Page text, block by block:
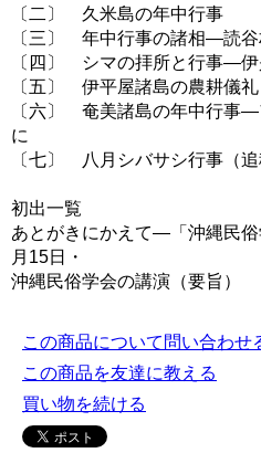
〔二〕 久米島の年中行事
〔三〕 年中行事の諸相―読谷
〔四〕 シマの拝所と行事―伊
〔五〕 伊平屋諸島の農耕儀礼
〔六〕 奄美諸島の年中行事
に
〔七〕 八月シバサシ行事（追
初出一覧
あとがきにかえて―「沖縄民
月15日・
沖縄民俗学会の講演（要旨）
この商品について問い合わせ
この商品を友達に教える
買い物を続ける